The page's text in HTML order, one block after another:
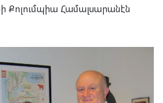
Քոլումպիա Համալսարանէն